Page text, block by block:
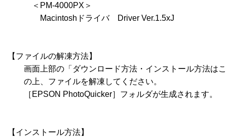
＜PM-4000PX＞
Macintoshドライバ　Driver Ver.1.5xJ
【ファイルの解凍方法】
画面上部の「ダウンロード方法・インストール方法はこ
の上、ファイルを解凍してください。
［EPSON PhotoQuicker］フォルダが生成されます。
【インストール方法】